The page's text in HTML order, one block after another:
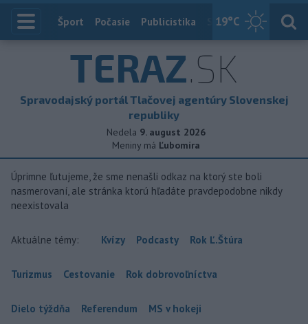
19°C
Index
Šport Počasie Publicistika Slovensko
TERAZ.SK
Spravodajský portál Tlačovej agentúry Slovenskej
republiky
Nedela 9. august 2026
Meniny má Ľubomíra
Úprimne ľutujeme, že sme nenašli odkaz na ktorý ste boli
nasmerovaní, ale stránka ktorú hľadáte pravdepodobne nikdy
neexistovala
Aktuálne témy: Kvízy Podcasty Rok Ľ.Štúra
Turizmus Cestovanie Rok dobrovoľníctva
Dielo týždňa Referendum MS v hokeji